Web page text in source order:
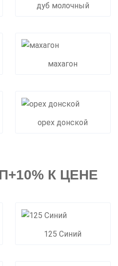
дуб молочный
махагон
орех донской
К ЦЕНЕ
125 Синий